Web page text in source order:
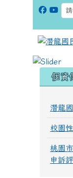
個資
潛龍
校園
桃園
申訴